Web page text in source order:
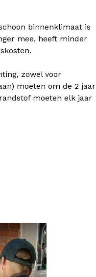
binnenklimaat is
mee, heeft minder
zowel voor
moeten om de 2 jaar
moeten elk jaar